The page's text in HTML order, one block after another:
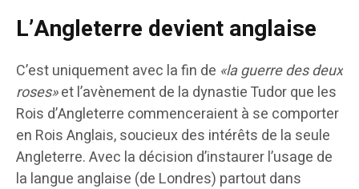
L’Angleterre devient anglaise
C’est uniquement avec la fin de «la guerre des deux
roses»et l’avènement de la dynastie Tudor que les
Rois d’Angleterre commenceraient à se comporter
en Rois Anglais, soucieux des intérêts de la seule
Angleterre. Avec la décision d’instaurer l’usage de
la langue anglaise (de Londres) partout dans